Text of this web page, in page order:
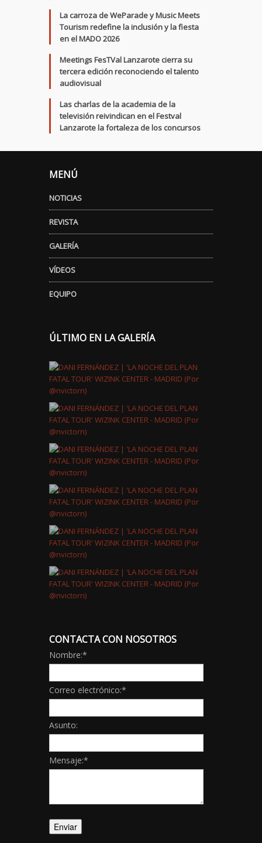
La carroza de WeParade y Music Meets
Tourism redefine la inclusión y la fiesta
en el MADO 2026
Meetings FesTVal Lanzarote cierra su
tercera edición reconociendo el talento
audiovisual
Las charlas de la academia de la
televisión reivindican en el Festval
Lanzarote la fortaleza de los concursos
MENÚ
NOTICIAS
REVISTA
GALERÍA
VÍDEOS
EQUIPO
ÚLTIMO EN LA GALERÍA
CONTACTA CON NOSOTROS
Nombre:*
Correo electrónico:*
Asunto:
Mensaje:*